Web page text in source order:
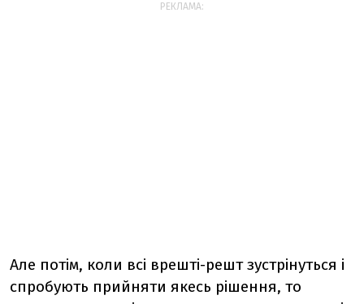
РЕКЛАМА:
Але потім, коли всі врешті-решт зустрінуться і
спробують прийняти якесь рішення, то